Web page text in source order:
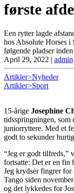
første
Een rytter lagde
hos Absolute Horses i
følgende pladser
April 29, 2022 | admin
Artikler>Nyheder
Artikler>Sport
15-årige Josephine
tidsspringningen, som
juniorryttere. Med et
godt to sekunder
“Jeg er godt tilfreds,”
fortsatte: Det er en fin
Jeg krydser fingrer for
Tango siden
og det lykkedes for